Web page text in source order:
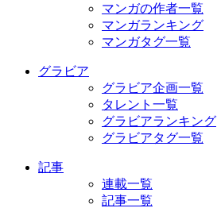
マンガの作者一覧
マンガランキング
マンガタグ一覧
グラビア
グラビア企画一覧
タレント一覧
グラビアランキング
グラビアタグ一覧
記事
連載一覧
記事一覧